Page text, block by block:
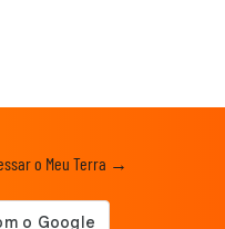
o Meu Terra →